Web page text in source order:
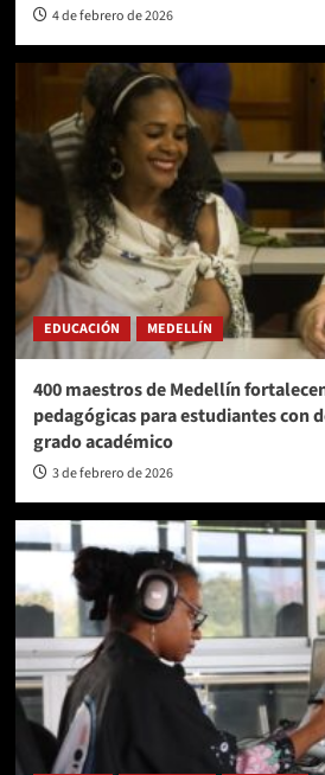
4 de febrero de 2026
EDUCACIÓN MEDELLÍN
400 maestros de Medellín
pedagógicas para estudiantes con
grado académico
3 de febrero de 2026